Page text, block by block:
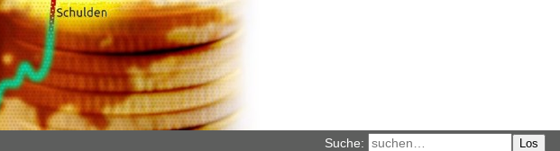
Suche: Los